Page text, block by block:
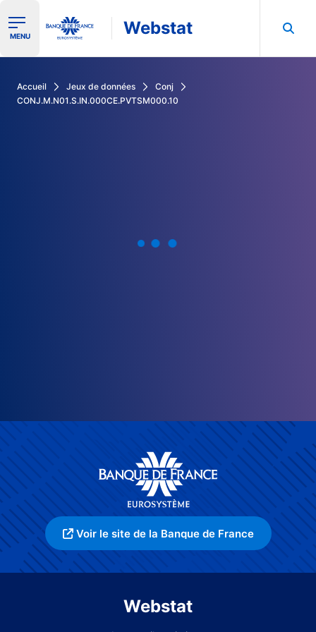
Ouvrir le menu de navigation
MENU Webstat
Accueil Jeux de données
Conj
CONJ.M.N01.S.IN.000CE.PVTSM000.10
Voir le site de la Banque de France
Webstat